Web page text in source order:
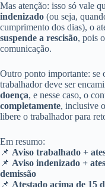
Mas atenção: isso só vale
indenizado (ou seja,
cumprimento dos dias), o
suspende a rescisão, pois
comunicação.
Outro ponto importante: se
trabalhador deve ser
doença, e nesse caso, o
completamente, inclusive
libere o trabalhador para
Em resumo:
📌 Aviso trabalhado +
📌 Aviso indenizado +
demissão
📌 Atestado acima de 15